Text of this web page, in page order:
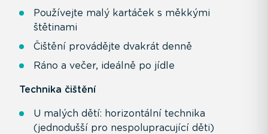
Používejte malý kartáček s měkkými
štětinami
Čištění provádějte dvakrát denně
Ráno a večer, ideálně po jídle
Technika čištění
U malých dětí: horizontální technika
(jednodušší pro nespolupracující děti)